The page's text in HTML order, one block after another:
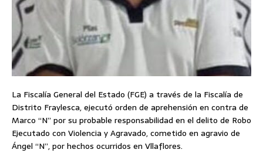
La Fiscalía General del Estado (FGE) a través de la Fiscalía de
Distrito Fraylesca, ejecutó orden de aprehensión en contra de
Marco “N” por su probable responsabilidad en el delito de Robo
Ejecutado con Violencia y Agravado, cometido en agravio de
Ángel “N”, por hechos ocurridos en Vllaflores.